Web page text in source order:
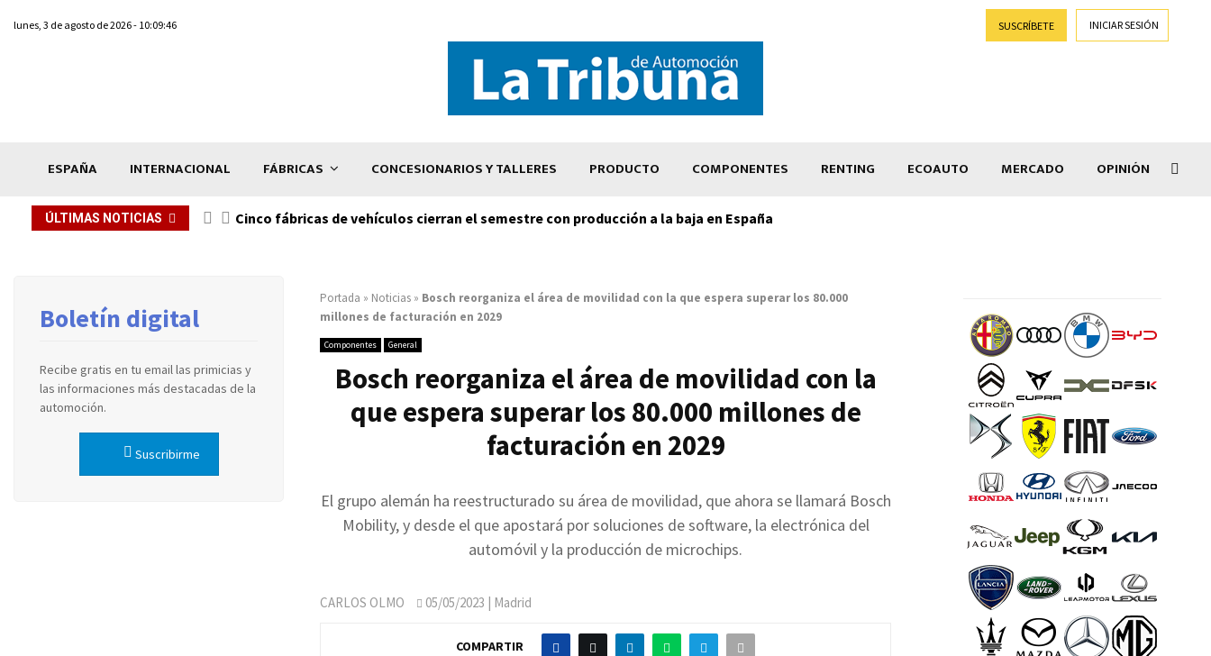
lunes, 3 de agosto de 2026 - 10:09:46 SUSCRÍBETE INICIAR SESIÓN
ESPAÑA INTERNACIONAL FÁBRICAS CONCESIONARIOS Y TALLERES PRODUCTO COMPONENTES RENTING ECOAUTO MERCADO OPINIÓN
ÚLTIMAS NOTICIAS Cinco fábricas de vehículos cierran el semestre con producción a la baja en España
Portada » Noticias » Bosch reorganiza el área de movilidad con la que espera superar los 80.000
millones de facturación en 2029
Componentes General
Bosch reorganiza el área de movilidad con la
que espera superar los 80.000 millones de
facturación en 2029
El grupo alemán ha reestructurado su área de movilidad, que ahora se llamará Bosch
Mobility, y desde el que apostará por soluciones de software, la electrónica del
automóvil y la producción de microchips.
CARLOS OLMO 05/05/2023 | Madrid
COMPARTIR
Boletín digital
Recibe gratis en tu email las primicias y
las informaciones más destacadas de la
automoción.
Suscribirme